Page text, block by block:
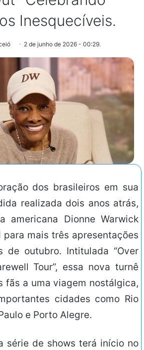
Inesquecíveis.
2 de junho de 2026 - 00:29.
dos brasileiros em sua
realizada dois anos atrás,
americana Dionne Warwick
para mais três apresentações
de outubro. Intitulada “Over
Tour”, essa nova turnê
fãs a uma viagem nostálgica,
cidades como Rio
e Porto Alegre.
série de shows terá início no